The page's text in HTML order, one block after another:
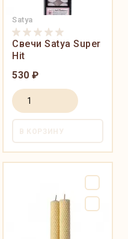
Satya
Свечи Satya Super
Hit
530 ₽
В КОРЗИНУ